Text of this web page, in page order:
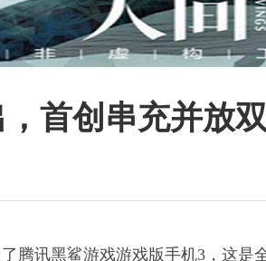
首创串充并放
腾讯黑鲨游戏游戏版手机3，这是